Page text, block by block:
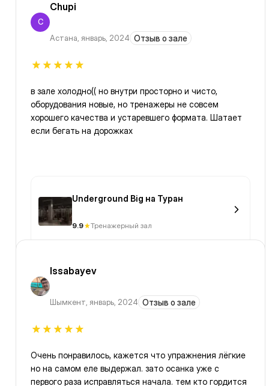
C
Chupi
Астана, январь, 2024 Отзыв о зале
в зале холодно(( но внутри просторно и чисто,
оборудования новые, но тренажеры не совсем
хорошего качества и устаревшего формата. Шатает
если бегать на дорожках
Underground Big на Туран
9.9 Тренажерный зал
Issabayev
Шымкент, январь, 2024 Отзыв о зале
Очень понравилось, кажется что упражнения лёгкие
но на самом еле выдержал. зато осанка уже с
первого раза исправляться начала. тем кто гордится